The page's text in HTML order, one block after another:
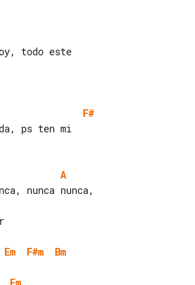
F#
A
Em F#m Bm